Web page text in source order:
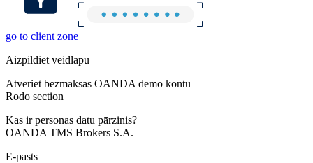
go to client zone
Aizpildiet veidlapu
Atveriet bezmaksas OANDA demo kontu
Rodo section
Kas ir personas datu pārzinis?
OANDA TMS Brokers S.A.
E-pasts